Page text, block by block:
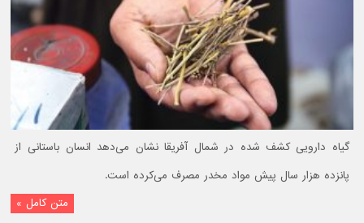
گیاه دارویی کشف شده در شمال آفریقا نشان می‌دهد انسان باستانی از
پانزده هزار سال پیش مواد مخدر مصرف می‌کرده است.
متن کامل »